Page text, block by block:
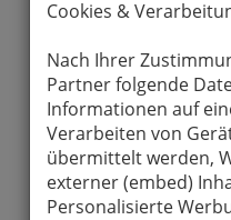
Cookies &
Nach Ihrer
Partner folgende
Informationen auf
Verarbeiten von
übermittelt werden,
externer (embed)
Personalisierte